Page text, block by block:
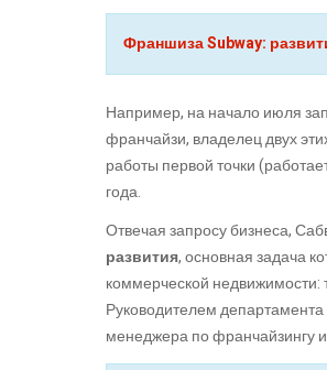
Франшиза Subway:
Например, на начало июля
франчайзи, владелец двух
работы первой точки
года.
Отвечая запросу бизнеса,
развития, основная задача
коммерческой недвижимости:
Руководителем департамента
менеджера по франчайзингу